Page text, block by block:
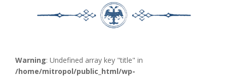
Warning: Undefined array key "title" in
/home/mitropol/public_html/wp-